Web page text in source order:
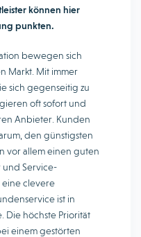
können hier
punkten.
bewegen sich
Markt. Mit immer
sich gegenseitig zu
oft sofort und
Anbieter. Kunden
den günstigsten
vor allem einen guten
und Service-
eine clevere
ist in
Die höchste Priorität
einem gestörten